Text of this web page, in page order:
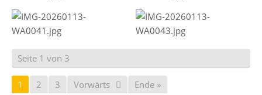
Seite 1 von 3
1 2 3 Vorwärts Ende »